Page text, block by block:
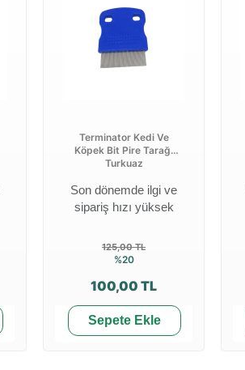
Terminator Kedi Ve
Köpek Bit Pire Tarağı
Turkuaz
Son dönemde ilgi ve
sipariş hızı yüksek
125,00 TL
%20
100,00 TL
Sepete Ekle